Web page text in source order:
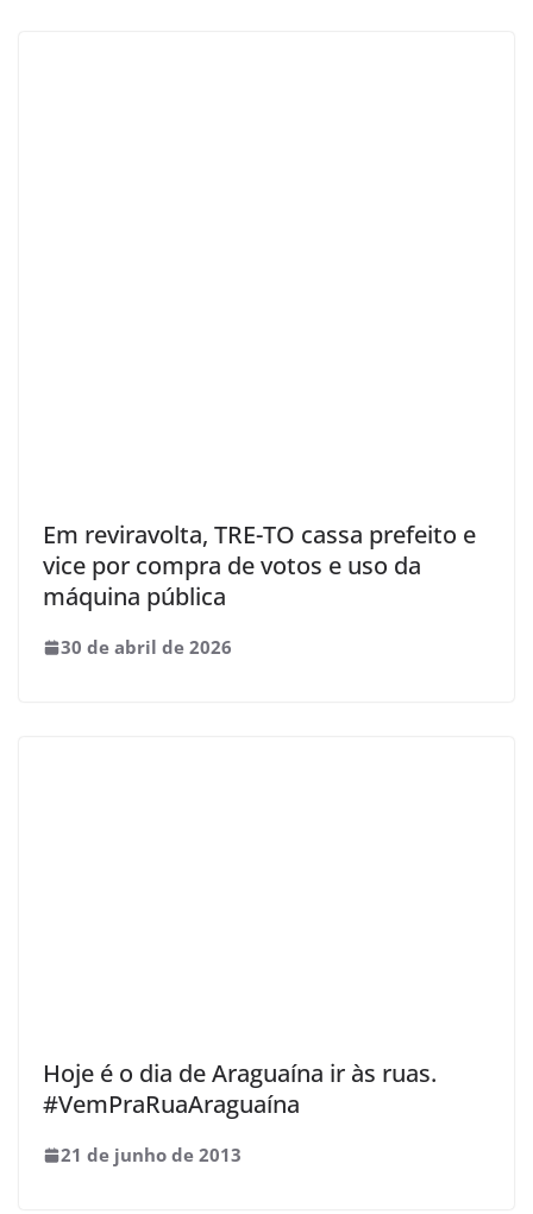
Em reviravolta, TRE-TO cassa prefeito e
vice por compra de votos e uso da
máquina pública
30 de abril de 2026
Hoje é o dia de Araguaína ir às ruas.
#VemPraRuaAraguaína
21 de junho de 2013